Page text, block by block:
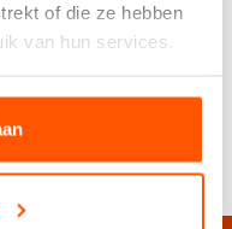
of die ze hebben
van hun services.
wensen app